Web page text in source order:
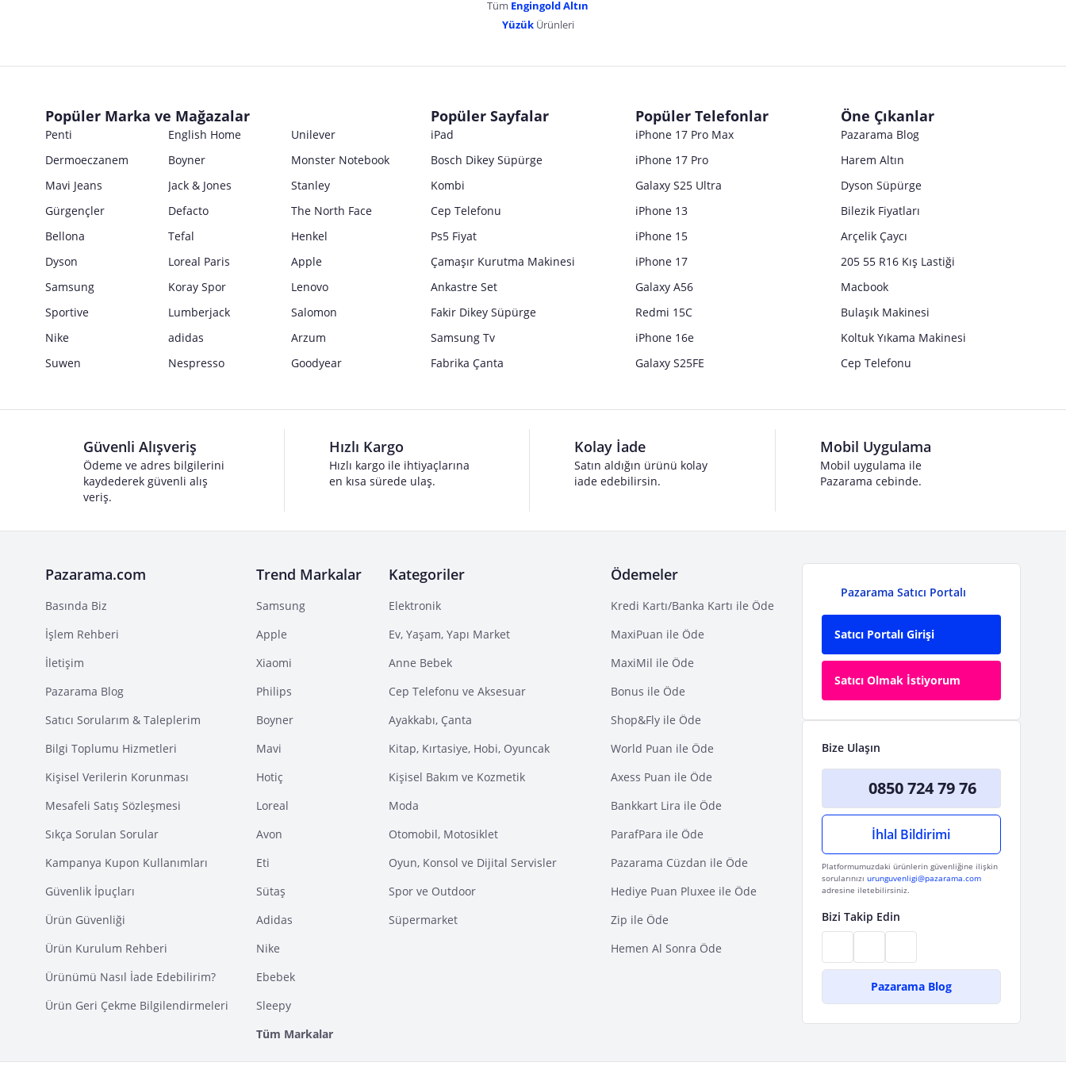
Tüm Engingold Altın
YüzükÜrünleri
Popüler Marka ve Mağazalar
Penti English Home
Unilever
Dermoeczanem
Boyner
Monster Notebook
Mavi Jeans
Jack & Jones
Stanley
Gürgençler
Defacto
The North Face
Bellona
Tefal
Henkel
Dyson
Loreal Paris
Apple
Samsung
Koray Spor
Lenovo
Sportive
Lumberjack
Salomon
Nike
adidas
Arzum
Suwen
Nespresso Goodyear
Popüler Sayfalar
iPad
Bosch Dikey Süpürge
Kombi
Cep Telefonu
Ps5 Fiyat
Çamaşır Kurutma Makinesi
Ankastre Set
Fakir Dikey Süpürge
Samsung Tv
Fabrika Çanta
Popüler Telefonlar
iPhone 17 Pro Max
iPhone 17 Pro
Galaxy S25 Ultra
iPhone 13
iPhone 15
iPhone 17
Galaxy A56
Redmi 15C
iPhone 16e
Galaxy S25FE
Öne Çıkanlar
Pazarama Blog
Harem Altın
Dyson Süpürge
Bilezik Fiyatları
Arçelik Çaycı
205 55 R16 Kış Lastiği
Macbook
Bulaşık Makinesi
Koltuk Yıkama Makinesi
Cep Telefonu
Güvenli Alışveriş
Ödeme ve adres bilgilerini
kaydederek güvenli alış
veriş.
Hızlı Kargo
Hızlı kargo ile ihtiyaçlarına
en kısa sürede ulaş.
Kolay İade
Satın aldığın ürünü kolay
iade edebilirsin.
Mobil Uygulama
Mobil uygulama ile
Pazarama cebinde.
Pazarama.com
Basında Biz
İşlem Rehberi
İletişim
Pazarama Blog
Satıcı Sorularım & Taleplerim
Bilgi Toplumu Hizmetleri
Kişisel Verilerin Korunması
Mesafeli Satış Sözleşmesi
Sıkça Sorulan Sorular
Kampanya Kupon Kullanımları
Güvenlik İpuçları
Ürün Güvenliği
Ürün Kurulum Rehberi
Ürünümü Nasıl İade Edebilirim?
Ürün Geri Çekme Bilgilendirmeleri
Trend Markalar
Samsung
Apple
Xiaomi
Philips
Boyner
Mavi
Hotiç
Loreal
Avon
Eti
Sütaş
Adidas
Nike
Ebebek
Sleepy
Tüm Markalar
Kategoriler
Elektronik
Ev, Yaşam, Yapı Market
Anne Bebek
Cep Telefonu ve Aksesuar
Ayakkabı, Çanta
Kitap, Kırtasiye, Hobi, Oyuncak
Kişisel Bakım ve Kozmetik
Moda
Otomobil, Motosiklet
Oyun, Konsol ve Dijital Servisler
Spor ve Outdoor
Süpermarket
Ödemeler
Kredi Kartı/Banka Kartı ile Öde
MaxiPuan ile Öde
MaxiMil ile Öde
Bonus ile Öde
Shop&Fly ile Öde
World Puan ile Öde
Axess Puan ile Öde
Bankkart Lira ile Öde
ParafPara ile Öde
Pazarama Cüzdan ile Öde
Hediye Puan Pluxee ile Öde
Zip ile Öde
Hemen Al Sonra Öde
Pazarama Satıcı Portalı
Satıcı Portalı Girişi
Satıcı Olmak İstiyorum
Bize Ulaşın
0850 724 79 76
İhlal Bildirimi
Platformumuzdaki ürünlerin güvenliğine ilişkin
sorularınızı urunguvenligi@pazarama.com
adresine iletebilirsiniz.
Bizi Takip Edin
Pazarama Blog